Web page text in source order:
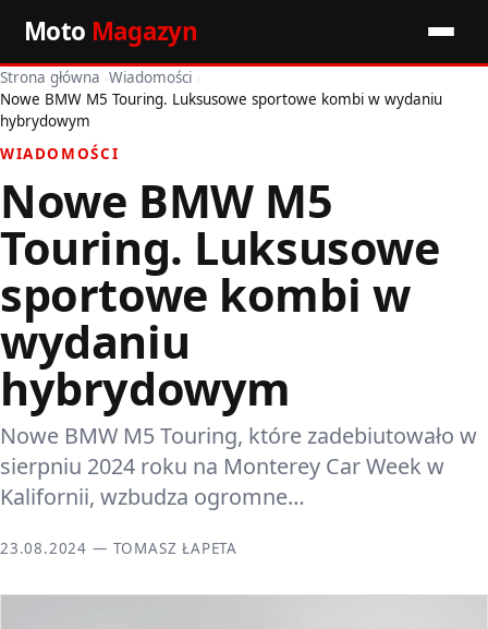
Moto Magazyn
Start
Wiadomości
Premiery
Porady motoryzacyjne
Pozostałe artykuły
Strona główna ›Wiadomości ›
Nowe BMW M5 Touring. Luksusowe sportowe kombi w wydaniu
hybrydowym
WIADOMOŚCI
Nowe BMW M5
Touring. Luksusowe
sportowe kombi w
wydaniu
hybrydowym
Nowe BMW M5 Touring, które zadebiutowało w
sierpniu 2024 roku na Monterey Car Week w
Kalifornii, wzbudza ogromne…
23.08.2024 — TOMASZ ŁAPETA